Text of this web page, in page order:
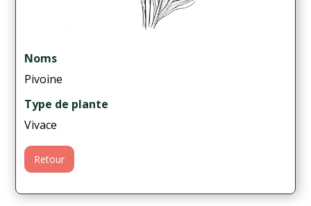
Noms
Pivoine
Type de plante
Vivace
Retour